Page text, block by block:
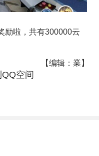
励啦，共有300000云
【编辑：業】
空间